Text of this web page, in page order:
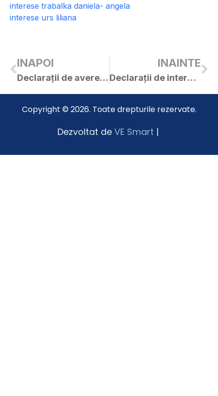
interese trabalka daniela- angela
interese urs liliana
INAPOI
Declarații de avere – consilieri locali – 2018
INAINTE
Declarații de interese – consilieri locali – 2018
Copyright © 2026. Toate drepturile rezervate.
Dezvoltat de VE Smart |